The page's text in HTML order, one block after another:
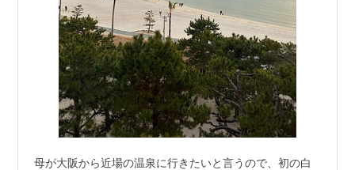
母が大阪から近場の温泉に行きたいと言うので、初の白